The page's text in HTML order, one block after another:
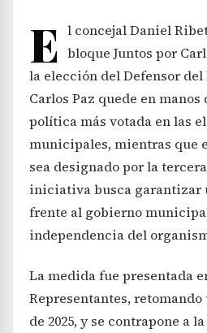
E l concejal Daniel
bloque Juntos por
la elección del Defensor
Carlos Paz quede en
política más votada en las
municipales, mientras que
sea designado por la
iniciativa busca garantizar
frente al gobierno
independencia del
La medida fue presentada
Representantes,
de 2025, y se contrapone a